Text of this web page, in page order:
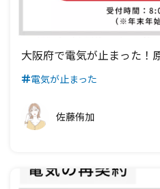
大阪府で電気が止まった！
電気が止まった
佐藤侑加